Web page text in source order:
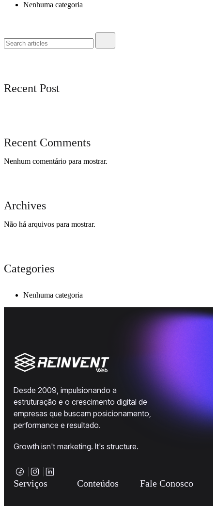
Nenhuma categoria
Recent Post
Recent Comments
Nenhum comentário para mostrar.
Archives
Não há arquivos para mostrar.
Categories
Nenhuma categoria
Desde 2009, impulsionando a
estruturação e o crescimento digital de
empresas que buscam posicionamento,
performance e resultado.
Growth isn't marketing. It's structure.
Serviços Conteúdos Fale Conosco